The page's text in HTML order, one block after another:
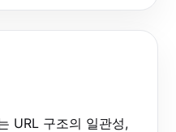
URL 구조의 일관성,